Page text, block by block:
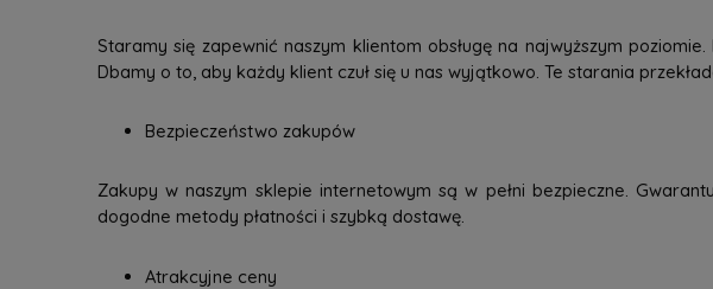
Staramy się zapewnić naszym klientom obsługę na najwyższym
Dbamy o to, aby każdy klient czuł się u nas wyjątkowo. Te starania
Bezpieczeństwo zakupów
Zakupy w naszym sklepie internetowym są w pełni bezpieczne.
dogodne metody płatności i szybką dostawę.
Atrakcyjne ceny